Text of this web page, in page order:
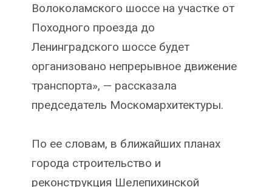
Волоколамского шоссе на участке от
Походного проезда до
Ленинградского шоссе будет
организовано непрерывное движение
транспорта», — рассказала
председатель Москомархитектуры.
По ее словам, в ближайших планах
города строительство и
реконструкция Шелепихинской